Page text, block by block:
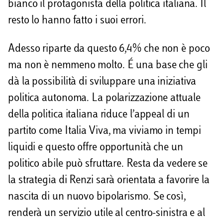
bianco il protagonista della politica italiana. Il
resto lo hanno fatto i suoi errori.
Adesso riparte da questo 6,4% che non è poco
ma non è nemmeno molto. É una base che gli
dà la possibilità di sviluppare una iniziativa
politica autonoma. La polarizzazione attuale
della politica italiana riduce l’appeal di un
partito come Italia Viva, ma viviamo in tempi
liquidi e questo offre opportunità che un
politico abile può sfruttare. Resta da vedere se
la strategia di Renzi sarà orientata a favorire la
nascita di un nuovo bipolarismo. Se così,
renderà un servizio utile al centro-sinistra e al